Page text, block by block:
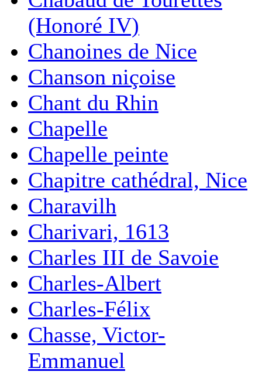
(Honoré IV)
Chanoines de Nice
Chanson niçoise
Chant du Rhin
Chapelle
Chapelle peinte
Chapitre cathédral, Nice
Charavilh
Charivari, 1613
Charles III de Savoie
Charles-Albert
Charles-Félix
Chasse, Victor-
Emmanuel